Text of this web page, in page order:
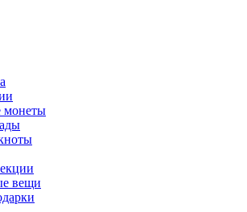
монеты
вещи